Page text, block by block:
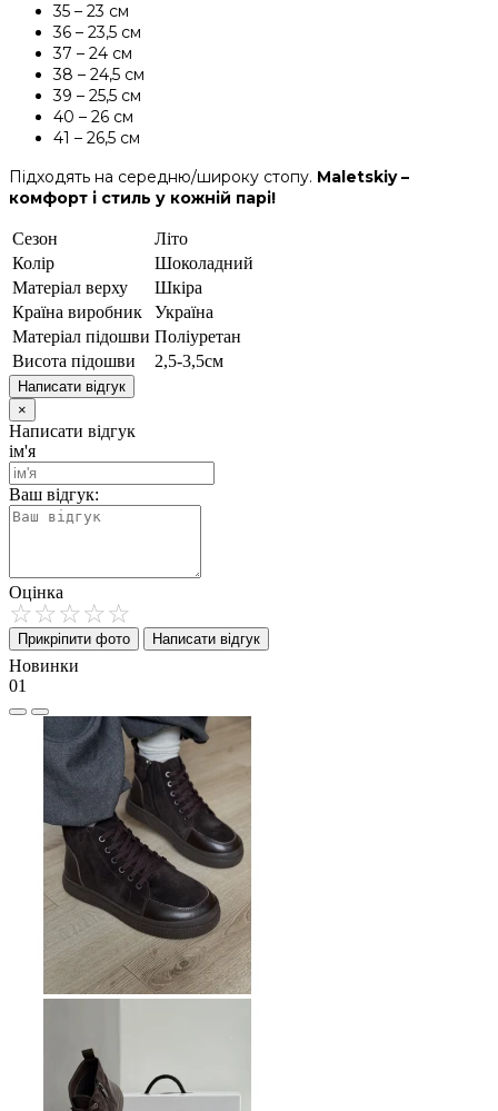
35 – 23 см
36 – 23,5 см
37 – 24 см
38 – 24,5 см
39 – 25,5 см
40 – 26 см
41 – 26,5 см
Підходять на середню/широку стопу. Maletskiy –
комфорт і стиль у кожній парі!
Сезон
Літо
Колір
Шоколадний
Матеріал верху
Шкіра
Країна виробник
Україна
Матеріал підошви Поліуретан
Висота підошви
2,5-3,5см
Написати відгук
×
Написати відгук
ім'я
Ваш відгук:
Оцінка
Прикріпити фото Написати відгук
Новинки
01